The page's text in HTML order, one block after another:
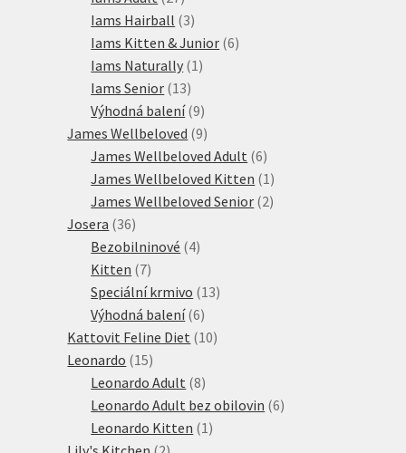
produktů
Iams Hairball 33
produkty
Iams Kitten & Junior 66
Iams Naturally 1 1
Iams Senior 1313
produktů
Výhodná balení 99
produktů
James Wellbeloved 99
produktů
James Wellbeloved Adult 66
produktů
James Wellbeloved Kitten 1 1
produkt
James Wellbeloved Senior 22
Josera 3636
produktů
Bezobilninové 44
Kitten 77
produktů
Speciální krmivo 1313
Výhodná balení 66
produktů
Kattovit Feline Diet 1010
Leonardo 1515
produktů
Leonardo Adult 88
produktů
Leonardo Adult bez obilovin 66
Leonardo Kitten 1 1
2